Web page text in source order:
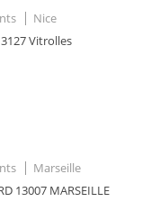
Nice
Vitrolles
Marseille
13007 MARSEILLE